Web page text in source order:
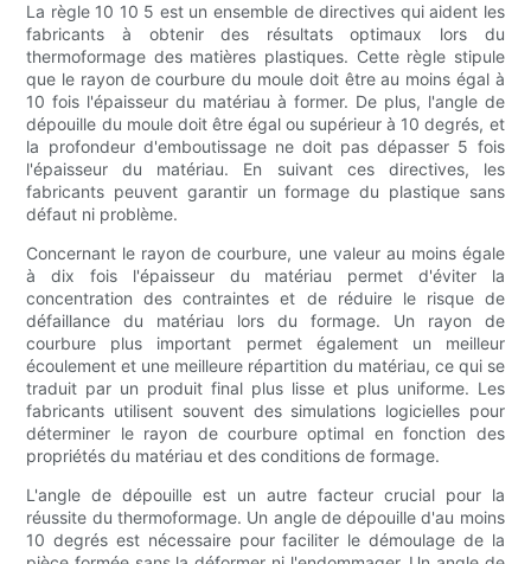
La règle 10 10 5 est un ensemble de directives qui aident les
fabricants à obtenir des résultats optimaux lors du
thermoformage des matières plastiques. Cette règle stipule
que le rayon de courbure du moule doit être au moins égal à
10 fois l'épaisseur du matériau à former. De plus, l'angle de
dépouille du moule doit être égal ou supérieur à 10 degrés, et
la profondeur d'emboutissage ne doit pas dépasser 5 fois
l'épaisseur du matériau. En suivant ces directives, les
fabricants peuvent garantir un formage du plastique sans
défaut ni problème.
Concernant le rayon de courbure, une valeur au moins égale
à dix fois l'épaisseur du matériau permet d'éviter la
concentration des contraintes et de réduire le risque de
défaillance du matériau lors du formage. Un rayon de
courbure plus important permet également un meilleur
écoulement et une meilleure répartition du matériau, ce qui se
traduit par un produit final plus lisse et plus uniforme. Les
fabricants utilisent souvent des simulations logicielles pour
déterminer le rayon de courbure optimal en fonction des
propriétés du matériau et des conditions de formage.
L'angle de dépouille est un autre facteur crucial pour la
réussite du thermoformage. Un angle de dépouille d'au moins
10 degrés est nécessaire pour faciliter le démoulage de la